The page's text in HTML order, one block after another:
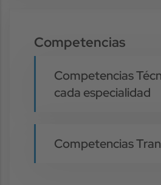
Competencias
Competencias
cada especialidad
Competencias